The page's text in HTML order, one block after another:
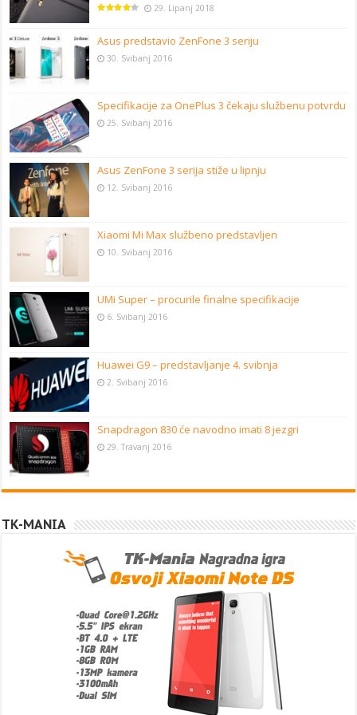
29. Lipanj 2018
Asus predstavio ZenFone 3 seriju
30. Svibanj 2016
Specifikacije za OnePlus 3 čekaju službenu potvrdu
25. Svibanj 2016
Asus ZenFone 3 serija stiže u lipnju
12. Svibanj 2016
Xiaomi Mi Max službeno predstavljen
10. Svibanj 2016
UMi Super – procurile finalne specifikacije
6. Svibanj 2016
Huawei G9 – predstavljanje 4. svibnja
2. Svibanj 2016
Snapdragon 830 će navodno imati 8 jezgri
29. Travanj 2016
TK-MANIA